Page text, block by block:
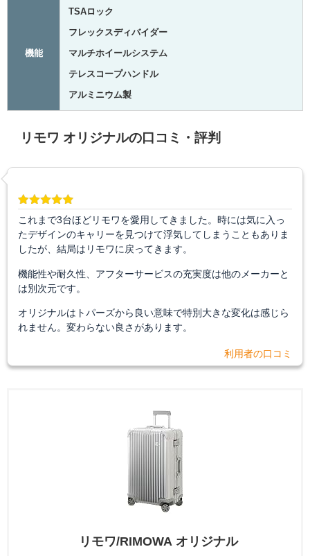
機能
TSAロック
フレックスディバイダー
マルチホイールシステム
テレスコープハンドル
アルミニウム製
リモワ オリジナルの口コミ・評判
これまで3台ほどリモワを愛用してきました。時には気に入っ
たデザインのキャリーを見つけて浮気してしまうこともありま
したが、結局はリモワに戻ってきます。
機能性や耐久性、アフターサービスの充実度は他のメーカーと
は別次元です。
オリジナルはトパーズから良い意味で特別大きな変化は感じら
れません。変わらない良さがあります。
利用者の口コミ
リモワ/RIMOWA オリジナル